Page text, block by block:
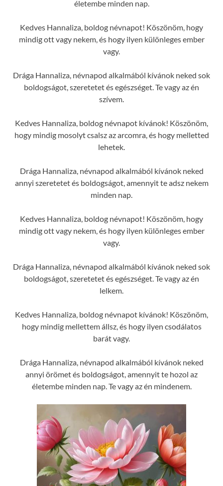
életembe minden nap.
Kedves Hannaliza, boldog névnapot! Köszönöm, hogy
mindig ott vagy nekem, és hogy ilyen különleges ember
vagy.
Drága Hannaliza, névnapod alkalmából kívánok neked sok
boldogságot, szeretetet és egészséget. Te vagy az én
szívem.
Kedves Hannaliza, boldog névnapot kívánok! Köszönöm,
hogy mindig mosolyt csalsz az arcomra, és hogy melletted
lehetek.
Drága Hannaliza, névnapod alkalmából kívánok neked
annyi szeretetet és boldogságot, amennyit te adsz nekem
minden nap.
Kedves Hannaliza, boldog névnapot! Köszönöm, hogy
mindig ott vagy nekem, és hogy ilyen különleges ember
vagy.
Drága Hannaliza, névnapod alkalmából kívánok neked sok
boldogságot, szeretetet és egészséget. Te vagy az én
lelkem.
Kedves Hannaliza, boldog névnapot kívánok! Köszönöm,
hogy mindig mellettem állsz, és hogy ilyen csodálatos
barát vagy.
Drága Hannaliza, névnapod alkalmából kívánok neked
annyi örömet és boldogságot, amennyit te hozol az
életembe minden nap. Te vagy az én mindenem.